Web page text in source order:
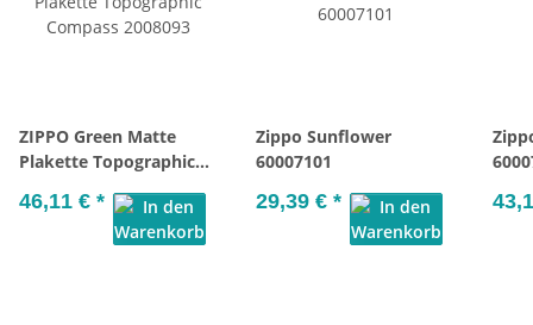
ZIPPO Green Matte
Plakette Topographic
46,11 € *
Zippo Sunflower
60007101
29,39 € *